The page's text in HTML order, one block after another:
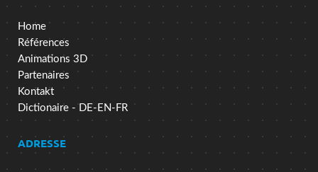
Home
Références
Animations 3D
Partenaires
Kontakt
Dictionaire - DE-EN-FR
ADRESSE